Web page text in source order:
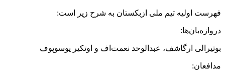
فهرست اولیه تیم ملی ازبکستان به شرح زیر است:
دروازه‌بان‌ها:
بوتیرالی ارگاشف، عبدالوحد نعمت‌اف و اوتکیر یوسوپوف
مدافعان: